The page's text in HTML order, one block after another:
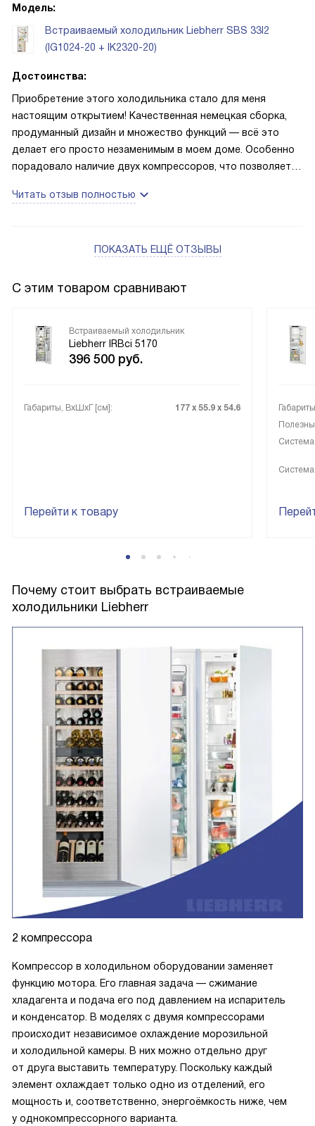
Модель:
Встраиваемый холодильник Liebherr SBS 33I2
(IG1024-20 + IK2320-20)
Достоинства:
Приобретение этого холодильника стало для меня
настоящим открытием! Качественная немецкая сборка,
продуманный дизайн и множество функций — всё это
делает его просто незаменимым в моем доме. Особенно
порадовало наличие двух компрессоров, что позволяет
камере отдельно. И конечно же, не могу не отметить
Читать отзыв полностью
ПОКАЗАТЬ ЕЩЁ ОТЗЫВЫ
С этим товаром сравнивают
Встраиваемый холодильник
Liebherr IRBci 5170
396 500 руб.
Габариты, ВxШxГ [см]: 177 х 55.9 х 54.6
Перейти к товару
Почему стоит выбрать встраиваемые
холодильники Liebherr
2 компрессора
Компрессор в холодильном оборудовании заменяет
функцию мотора. Его главная задача — сжимание
хладагента и подача его под давлением на испаритель
и конденсатор. В моделях с двумя компрессорами
происходит независимое охлаждение морозильной
и холодильной камеры. В них можно отдельно друг
от друга выставить температуру. Поскольку каждый
элемент охлаждает только одно из отделений, его
мощность и, соответственно, энергоёмкость ниже, чем
у однокомпрессорного варианта.